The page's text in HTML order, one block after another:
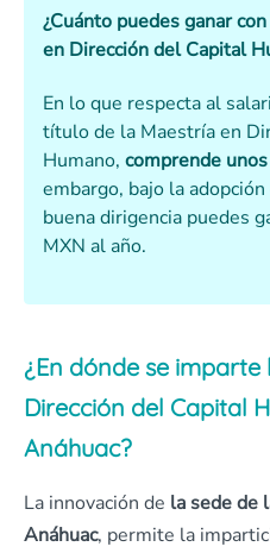
¿Cuánto puedes ganar
en Dirección del Capital
En lo que respecta al
título de la Maestría en
Humano, comprende
embargo, bajo la
buena dirigencia puedes
MXN al año.
¿En dónde se
Dirección del Capital
Anáhuac?
La innovación de la sede de
Anáhuac, permite la